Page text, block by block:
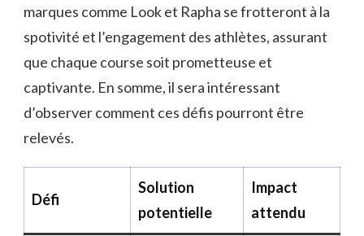
marques comme Look et Rapha se frotteront à la
spotivité et l’engagement des athlètes, assurant
que chaque course soit prometteuse et
captivante. En somme, il sera intéressant
d’observer comment ces défis pourront être
relevés.
Défi
Solution
potentielle
Impact
attendu